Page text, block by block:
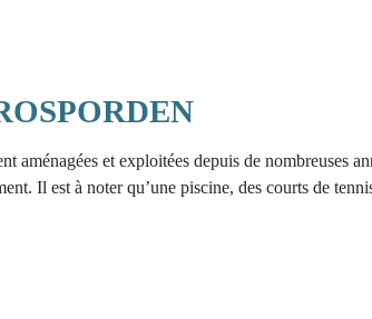
et exploitées depuis de nombreuses
Il est à noter qu’une piscine, des courts de